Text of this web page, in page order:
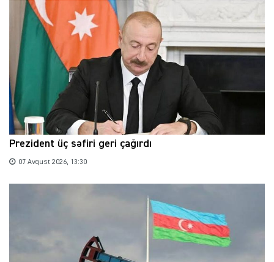
Prezident üç səfiri geri çağırdı
07 Avqust 2026, 13:30